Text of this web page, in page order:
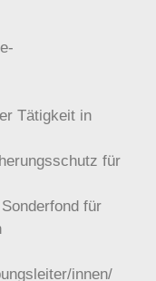
Tätigkeit in
für
für
innen/